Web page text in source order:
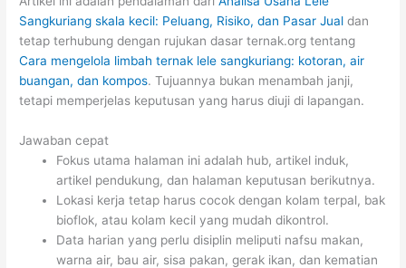
Sangkuriang skala kecil: Peluang, Risiko, dan Pasar Jual dan
tetap terhubung dengan rujukan dasar ternak.org tentang
Cara mengelola limbah ternak lele sangkuriang: kotoran, air
buangan, dan kompos. Tujuannya bukan menambah janji,
tetapi memperjelas keputusan yang harus diuji di lapangan.
Jawaban cepat
Fokus utama halaman ini adalah hub, artikel induk,
artikel pendukung, dan halaman keputusan berikutnya.
Lokasi kerja tetap harus cocok dengan kolam terpal, bak
bioflok, atau kolam kecil yang mudah dikontrol.
Data harian yang perlu disiplin meliputi nafsu makan,
warna air, bau air, sisa pakan, gerak ikan, dan kematian